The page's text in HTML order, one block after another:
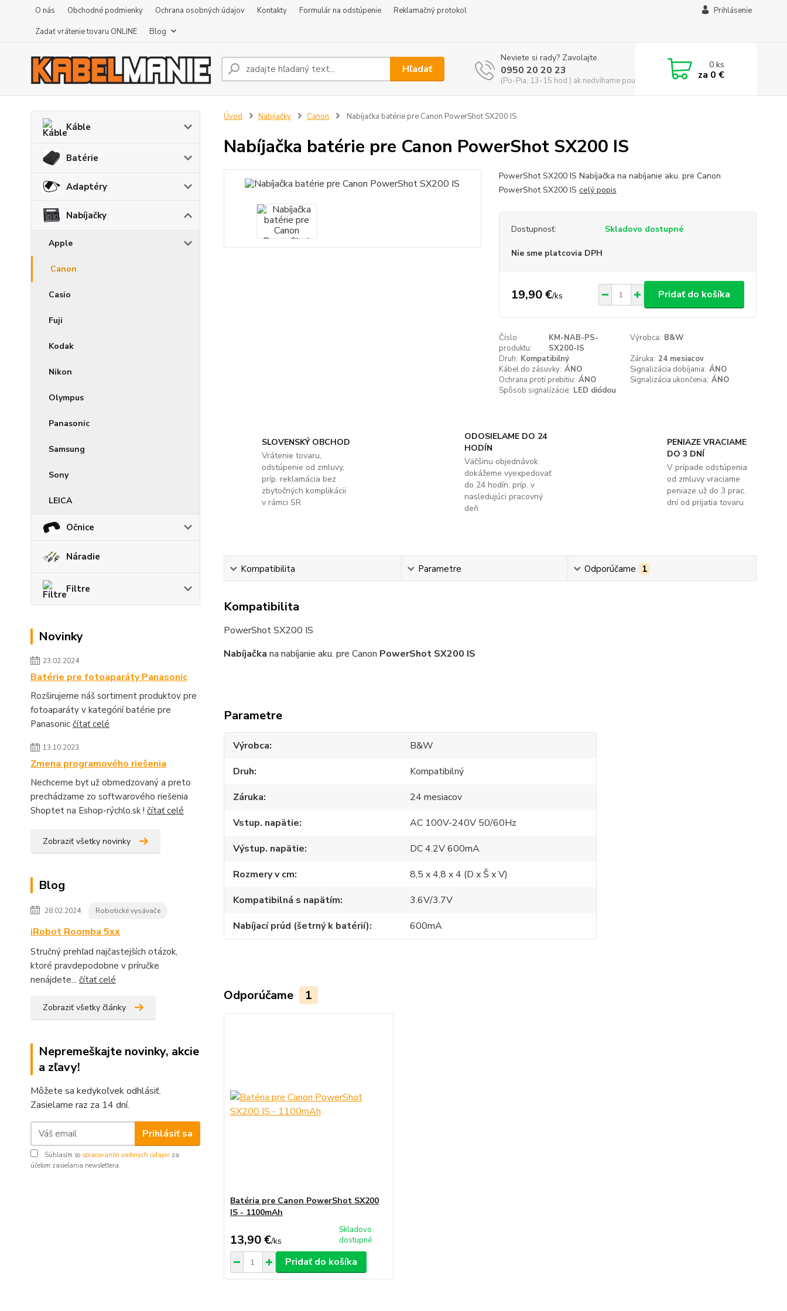
O nás Obchodné podmienky Ochrana osobných údajov Kontakty Formulár na odstúpenie
Reklamačný protokol
Zadať vrátenie tovaru ONLINE
Blog
Prihlásenie
Hľadať
Neviete si rady? Zavolajte.
0950 20 20 23
(Po-Pia, 13-15 hod.) ak nedvíhame použite CHATBOX
0ks
za 0 €
Káble
Batérie
Adaptéry
Nabíjačky
Apple
Canon
Casio
Fuji
Kodak
Nikon
Olympus
Panasonic
Samsung
Sony
LEICA
Očnice
Náradie
Filtre
Novinky
23.02.2024
Batérie pre fotoaparáty Panasonic
Rozširujeme náš sortiment produktov pre
fotoaparáty v kategórií batérie pre
Panasonic čítať celé
13.10.2023
Zmena programového riešenia
Nechceme byť už obmedzovaný a preto
prechádzame zo softwarového riešenia
Shoptet na Eshop-rýchlo.sk ! čítať celé
Zobraziť všetky novinky
Blog
28.02.2024 Robotické vysávače
iRobot Roomba 5xx
Stručný prehľad najčastejších otázok,
ktoré pravdepodobne v príručke
nenájdete... čítať celé
Zobraziť všetky články
Nepremeškajte novinky, akcie
a zľavy!
Môžete sa kedykoľvek odhlásiť.
Zasielame raz za 14 dní.
Prihlásiť sa
Súhlasím so spracovaním osobných údajov za
účelom zasielania newslettera.
Úvod Nabíjačky Canon Nabíjačka batérie pre Canon PowerShot SX200 IS
Nabíjačka batérie pre Canon PowerShot SX200 IS
PowerShot SX200 IS Nabíjačka na nabíjanie aku. pre Canon
PowerShot SX200 IS celý popis
Dostupnosť: Skladovo dostupné
Nie sme platcovia DPH
19,90 €/ks Pridať do košíka
Číslo
produktu:
KM-NAB-PS-
SX200-IS
Výrobca: B&W
Druh: Kompatibilný Záruka: 24 mesiacov
Kábel do zásuvky: ÁNO Signalizácia dobíjania: ÁNO
Ochrana proti prebitiu: ÁNO Signalizácia ukončenia: ÁNO
Spôsob signalízácie: LED diódou
SLOVENSKÝ OBCHOD
Vrátenie tovaru,
odstúpenie od zmluvy,
príp. reklamácia bez
zbytočných komplikácii
v rámci SR
ODOSIELAME DO 24
HODÍN
Väčšinu objednávok
dokážeme vyexpedovať
do 24 hodín, príp. v
nasledujúci pracovný
deň
PENIAZE VRACIAME
DO 3 DNÍ
V prípade odstúpenia
od zmluvy vraciame
peniaze už do 3 prac.
dní od prijatia tovaru
Kompatibilita Parametre Odporúčame 1
Kompatibilita
PowerShot SX200 IS
Nabíjačka na nabíjanie aku. pre Canon PowerShot SX200 IS
Parametre
Výrobca
B&W
Druh
Kompatibilný
Záruka
24 mesiacov
Vstup. napätie
AC 100V-240V 50/60Hz
Výstup. napätie
DC 4.2V 600mA
Rozmery v cm
8,5 x 4,8 x 4 (D x Š x V)
Kompatibilná s napätím
3.6V/3.7V
Nabíjací prúd (šetrný k batérií)
600mA
Odporúčame 1
Batéria pre Canon PowerShot SX200
IS - 1100mAh
13,90 €/ks
Skladovo
dostupné
Pridať do košíka